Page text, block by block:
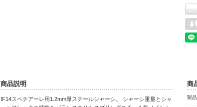
商品説明
IF14スペチアーレ用1.2mm厚スチールシャーシ。 シャーシ重量とシャ
商
製